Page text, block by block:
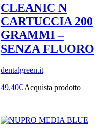
CLEANIC N
CARTUCCIA 200
GRAMMI –
SENZA FLUORO
dentalgreen.it
49,40€ Acquista prodotto